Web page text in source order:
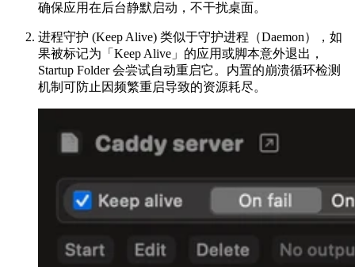
确保应用在后台静默启动，不干扰桌面。
进程守护 (Keep Alive) 类似于守护进程（Daemon），如
果被标记为「Keep Alive」的应用或脚本意外退出，
Startup Folder 会尝试自动重启它。内置的崩溃循环检测
机制可防止因频繁重启导致的资源耗尽。